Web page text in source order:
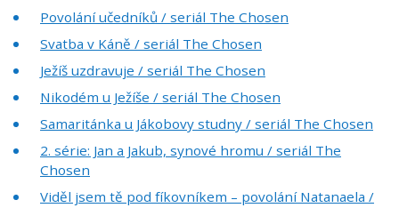
Povolání učedníků / seriál The Chosen
Svatba v Káně / seriál The Chosen
Ježíš uzdravuje / seriál The Chosen
Nikodém u Ježíše / seriál The Chosen
Samaritánka u Jákobovy studny / seriál The Chosen
2. série: Jan a Jakub, synové hromu / seriál The
Chosen
Viděl jsem tě pod fíkovníkem – povolání Natanaela /